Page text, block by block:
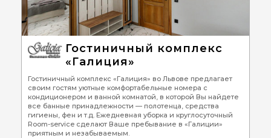
Гостиничный комплекс
«Галиция»
Гостиничный комплекс «Галиция» во Львове предлагает
своим гостям уютные комфортабельные номера с
кондиционером и ванной комнатой, в которой Вы найдете
все банные принадлежности — полотенца, средства
гигиены, фен и т.д. Ежедневная уборка и круглосуточный
Room-service сделают Ваше пребывание в «Галиции»
приятным и незабываемым.